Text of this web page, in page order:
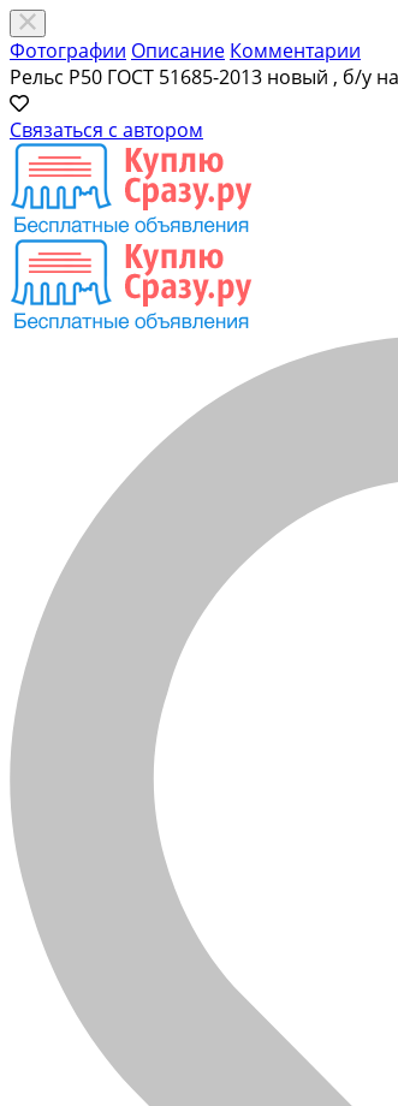
Фотографии Описание Комментарии
Рельс Р50 ГОСТ 51685-2013 новый , б/у
Связаться с автором